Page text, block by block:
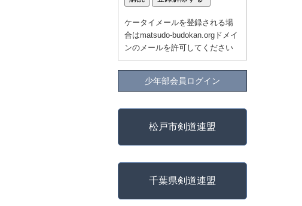
ケータイメールを登録される場
合はmatsudo-budokan.orgドメイ
ンのメールを許可してください
少年部会員ログイン
松戸市剣道連盟
千葉県剣道連盟